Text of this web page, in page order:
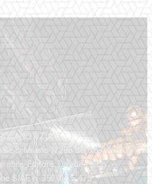
di Milano N.286 del 15-04-2005
Editore: Davide Falco
SIAE n. 350\I\05-475